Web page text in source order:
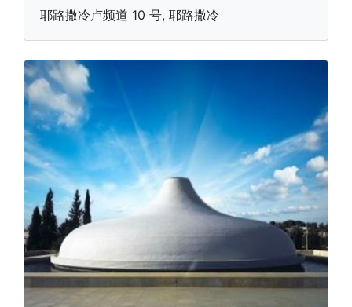
耶路撒冷卢频道 10 号, 耶路撒冷